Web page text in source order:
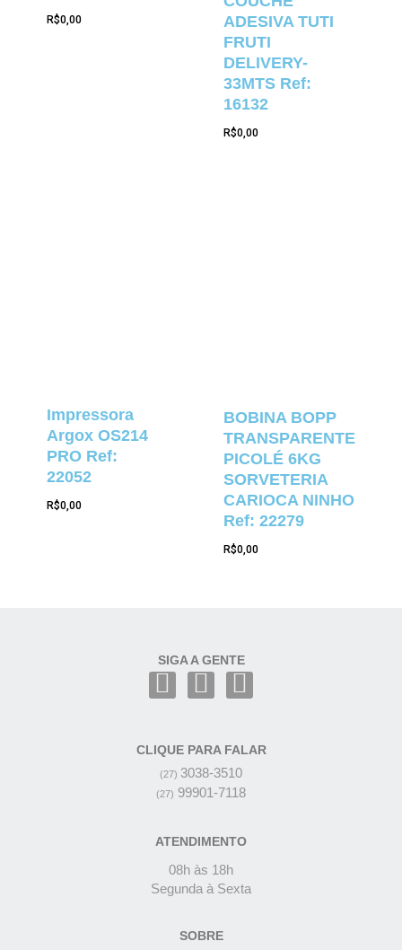
R$0,00
ADESIVA TUTI
FRUTI
DELIVERY-
33MTS Ref:
16132
R$0,00
Impressora
Argox OS214
PRO Ref:
22052
R$0,00
BOBINA BOPP
TRANSPARENTE
PICOLÉ 6KG
SORVETERIA
CARIOCA NINHO
Ref: 22279
R$0,00
SIGA A GENTE
CLIQUE PARA FALAR
(27) 3038-3510
(27) 99901-7118
ATENDIMENTO
08h às 18h
Segunda à Sexta
SOBRE